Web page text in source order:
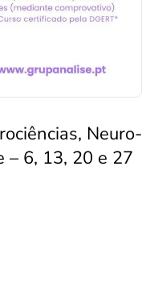
Neuro-
– 6, 13, 20 e 27